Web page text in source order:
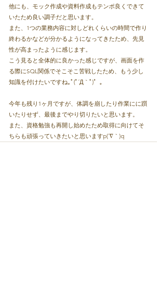
他にも、モック作成や資料作成もテンポ良くできて
いたため良い調子だと思います。
また、1つの業務内容に対しどれくらいの時間で作り
終わるかなどが分かるようになってきたため、先見
性が高まったように感じます。
こう見ると全体的に良かった感じですが、画面を作
る際にSQL関係でそこそこ苦戦したため、もう少し
知識を付けたいですね｡ﾟ(ﾟ´Д｀ﾟ)゜｡
今年も残り1ヶ月ですが、体調を崩したり作業にに躓
いたりせず、最後までやり切りたいと思います。
また、資格勉強も再開し始めたため取得に向けてそ
ちらも頑張っていきたいと思いますp(´∇｀)q